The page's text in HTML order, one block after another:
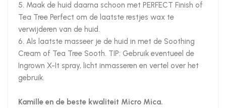
5. Maak de huid daarna schoon met PERFECT Finish of
Tea Tree Perfect om de laatste restjes wax te
verwijderen van de huid.
6. Als laatste masseer je de huid in met de Soothing
Cream of Tea Tree Sooth. TIP: Gebruik eventueel de
Ingrown X-It spray, licht inmasseren en vertel over het
gebruik.
Kamille en de beste kwaliteit Micro Mica.